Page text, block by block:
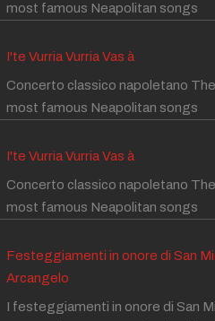
most famous Neapolitan songs
I'te Vurria Vurria Vas à
Concerto classico napoletano The
most famous Neapolitan songs
I'te Vurria Vurria Vas à
Concerto classico napoletano The
most famous Neapolitan songs
Festeggiamenti in onore di San
Arcangelo
I festeggiamenti in onore di San